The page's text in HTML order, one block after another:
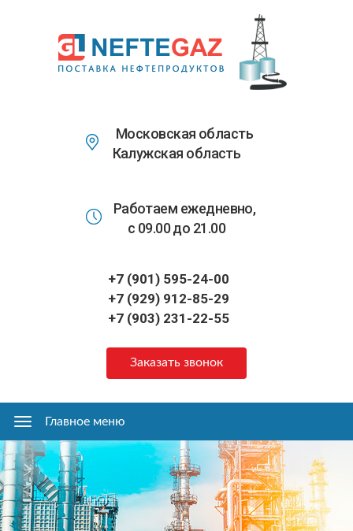
основному
содержанию
Московская область
Калужская область
Работаем ежедневно,
с 09.00 до 21.00
+7 (901) 595-24-00
+7 (929) 912-85-29
+7 (903) 231-22-55
Заказать звонок
Главное
меню
Главное меню